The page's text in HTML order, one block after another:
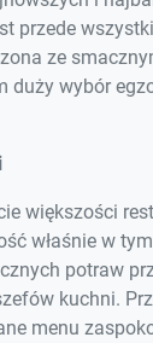
przede
ze
duży wybór
większości
właśnie w
potraw
kuchni.
menu